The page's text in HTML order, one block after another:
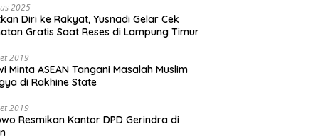
2025
Diri ke Rakyat, Yusnadi Gelar Cek
Gratis Saat Reses di Lampung Timur
2019
Minta ASEAN Tangani Masalah Muslim
di Rakhine State
2019
Resmikan Kantor DPD Gerindra di